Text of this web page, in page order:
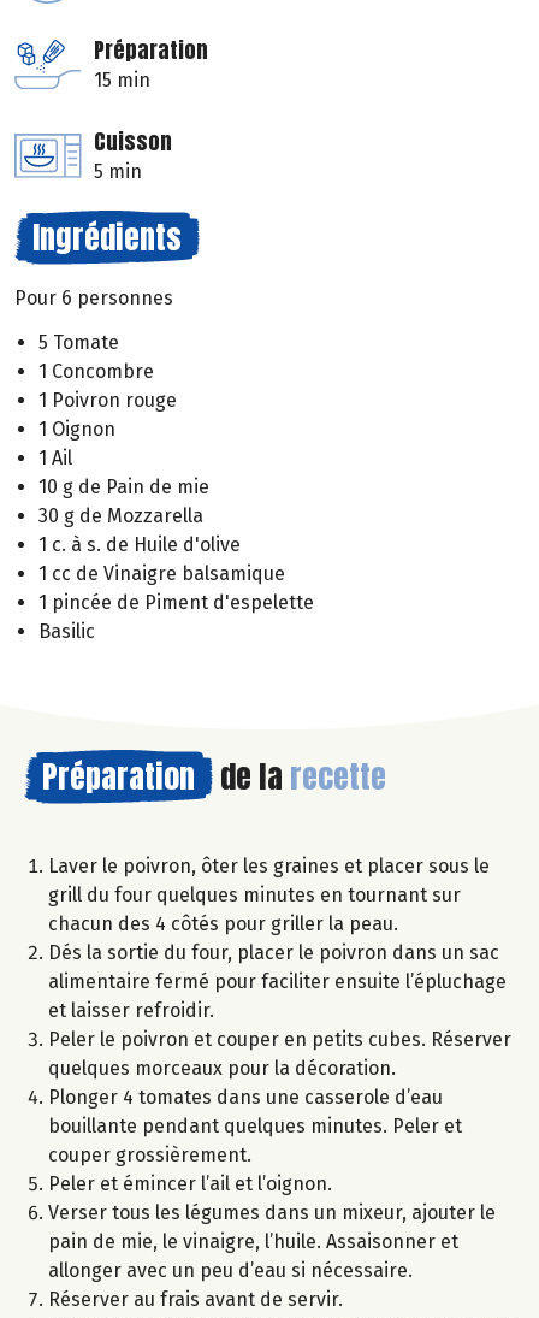
Préparation
15 min
Cuisson
5 min
Ingrédients
Pour 6 personnes
5 Tomate
1 Concombre
1 Poivron rouge
1 Oignon
1 Ail
10 g de Pain de mie
30 g de Mozzarella
1 c. à s. de Huile d'olive
1 cc de Vinaigre balsamique
1 pincée de Piment d'espelette
Basilic
Préparation de la recette
Laver le poivron, ôter les graines et placer sous le
grill du four quelques minutes en tournant sur
chacun des 4 côtés pour griller la peau.
Dés la sortie du four, placer le poivron dans un sac
alimentaire fermé pour faciliter ensuite l’épluchage
et laisser refroidir.
Peler le poivron et couper en petits cubes. Réserver
quelques morceaux pour la décoration.
Plonger 4 tomates dans une casserole d’eau
bouillante pendant quelques minutes. Peler et
couper grossièrement.
Peler et émincer l’ail et l’oignon.
Verser tous les légumes dans un mixeur, ajouter le
pain de mie, le vinaigre, l’huile. Assaisonner et
allonger avec un peu d’eau si nécessaire.
Réserver au frais avant de servir.